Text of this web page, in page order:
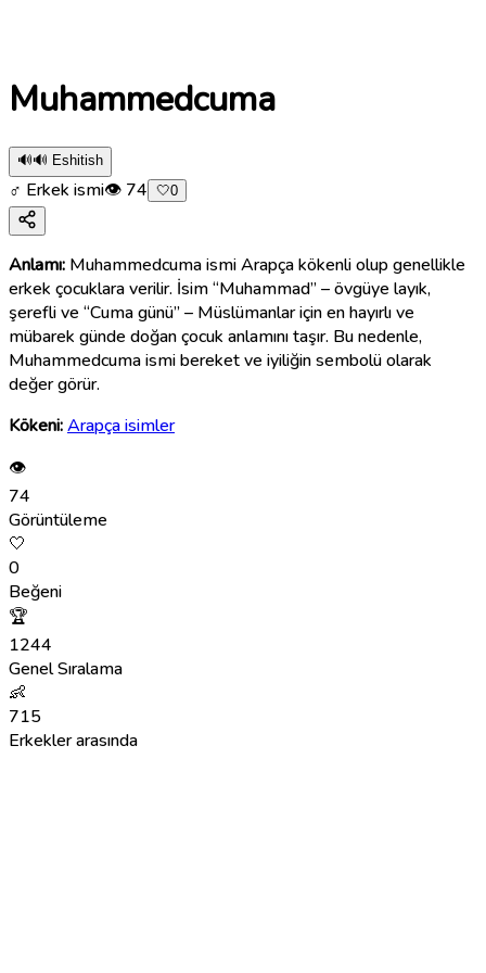
Muhammedcuma
🔊🔊 Eshitish
♂ Erkek ismi👁 74 🤍0
Anlamı: Muhammedcuma ismi Arapça kökenli olup genellikle
erkek çocuklara verilir. İsim “Muhammad” – övgüye layık,
şerefli ve “Cuma günü” – Müslümanlar için en hayırlı ve
mübarek günde doğan çocuk anlamını taşır. Bu nedenle,
Muhammedcuma ismi bereket ve iyiliğin sembolü olarak
değer görür.
Kökeni:Arapça isimler
👁
74
Görüntüleme
🤍
0
Beğeni
🏆
1244
Genel Sıralama
👶
715
Erkekler arasında